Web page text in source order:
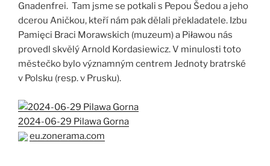
Gnadenfrei. Tam jsme se potkali s Pepou Šedou a jeho
dcerou Aničkou, kteří nám pak dělali překladatele. Izbu
Pamięci Braci Morawskich (muzeum) a Piławou nás
provedl skvělý Arnold Kordasiewicz. V minulosti toto
městečko bylo významným centrem Jednoty bratrské
v Polsku (resp. v Prusku).
2024-06-29 Pilawa Gorna
eu.zonerama.com